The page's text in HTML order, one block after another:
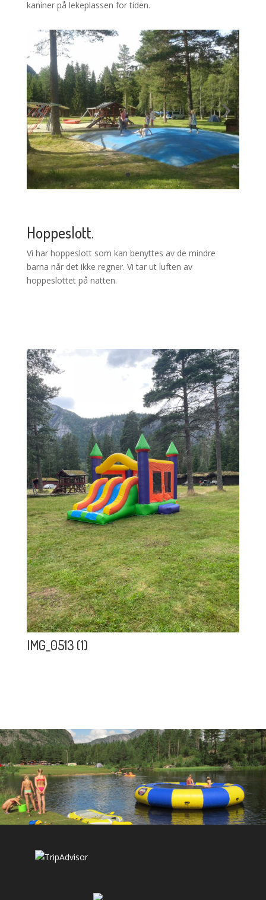
kaniner på lekeplassen for tiden.
Hoppeslott.
Vi har hoppeslott som kan benyttes av de mindre
barna når det ikke regner. Vi tar ut luften av
hoppeslottet på natten.
IMG_0513 (1)